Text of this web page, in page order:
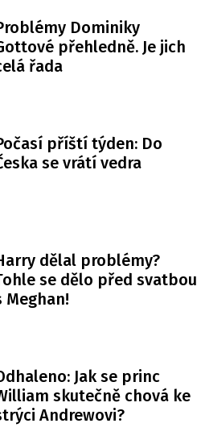
Dominiky
přehledně. Je jich
řada
příští týden: Do
se vrátí vedra
dělal problémy?
se dělo před svatbou
Meghan!
Jak se princ
skutečně chová ke
Andrewovi?